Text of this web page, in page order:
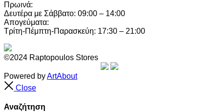
Πρωινά:
Δευτέρα με Σάββατο: 09:00 – 14:00
Απογεύματα:
Τρίτη-Πέμπτη-Παρασκεύη: 17:30 – 21:00
©2024 Raptopoulos Stores
Powered byArtAbout
Close
Αναζήτηση